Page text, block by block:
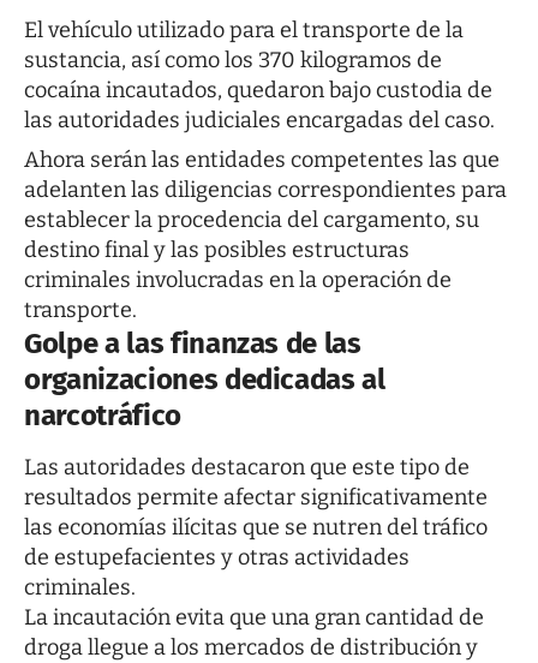
El vehículo utilizado para el transporte de la
sustancia, así como los 370 kilogramos de
cocaína incautados, quedaron bajo custodia de
las autoridades judiciales encargadas del caso.
Ahora serán las entidades competentes las que
adelanten las diligencias correspondientes para
establecer la procedencia del cargamento, su
destino final y las posibles estructuras
criminales involucradas en la operación de
transporte.
Golpe a las finanzas de las
organizaciones dedicadas al
narcotráfico
Las autoridades destacaron que este tipo de
resultados permite afectar significativamente
las economías ilícitas que se nutren del tráfico
de estupefacientes y otras actividades
criminales.
La incautación evita que una gran cantidad de
droga llegue a los mercados de distribución y